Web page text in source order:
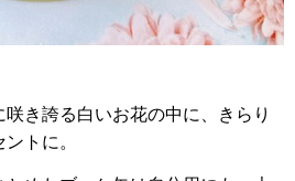
き誇る白いお花の中に、きらり
トに。